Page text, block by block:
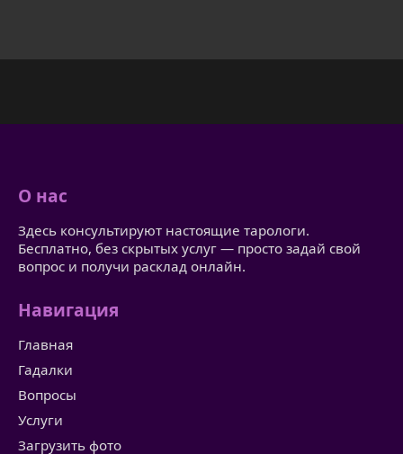
О нас
Здесь консультируют настоящие тарологи.
Бесплатно, без скрытых услуг — просто задай свой
вопрос и получи расклад онлайн.
Навигация
Главная
Гадалки
Вопросы
Услуги
Загрузить фото